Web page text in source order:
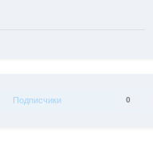
Подписчики 0